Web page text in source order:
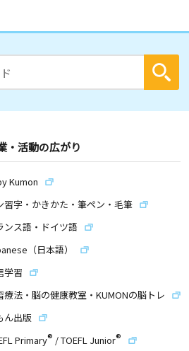
・活動の広がり
Kumon
習字・かきかた・筆ペン・毛筆
ンス語・ドイツ語
（日本語）
学習
療法・脳の健康教室・KUMONの脳トレ
ん出版
Primary® /TOEFL Junior®